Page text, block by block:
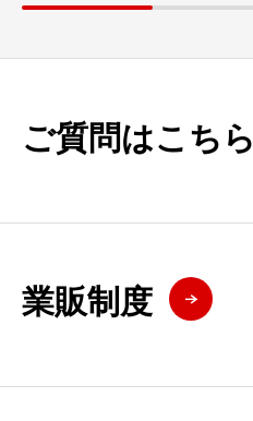
ご質問はこちら
業販制度